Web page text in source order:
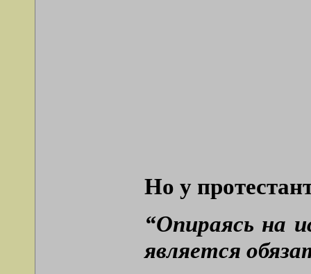
Но у
“Опираясь на
является